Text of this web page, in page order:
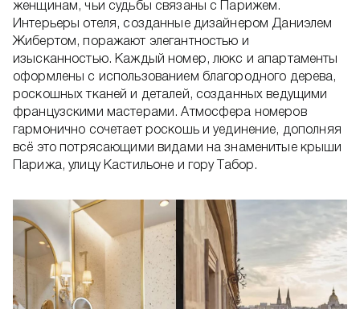
женщинам, чьи судьбы связаны с Парижем.
Интерьеры отеля, созданные дизайнером Даниэлем
Жибертом, поражают элегантностью и
изысканностью. Каждый номер, люкс и апартаменты
оформлены с использованием благородного дерева,
роскошных тканей и деталей, созданных ведущими
французскими мастерами. Атмосфера номеров
гармонично сочетает роскошь и уединение, дополняя
всё это потрясающими видами на знаменитые крыши
Парижа, улицу Кастильоне и гору Табор.